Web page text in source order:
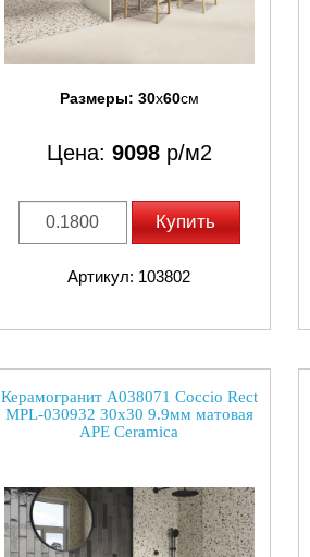
Размеры: 30x60см
Цена: 9098р/м2
Купить
Артикул: 103802
Керамогранит A038071 Coccio Rect
MPL-030932 30x30 9.9мм матовая
APE Ceramica